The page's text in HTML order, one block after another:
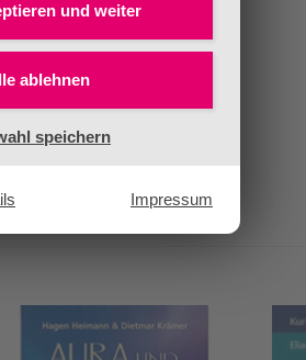
und weiter
ablehnen
speichern
Impressum